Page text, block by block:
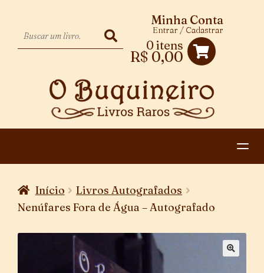
0 itens
R$ 0,00
Minha Conta
Entrar / Cadastrar
CATEGORIAS
EXPANDIR
MENU
CONTATO
Início
Livros Autografados
Nenúfares Fora de Água – Autografado